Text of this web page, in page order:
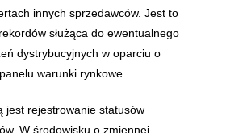
innych sprzedawców. Jest to
służąca do ewentualnego
dystrybucyjnych w oparciu o
warunki rynkowe.
jest rejestrowanie statusów
W środowisku o zmiennej